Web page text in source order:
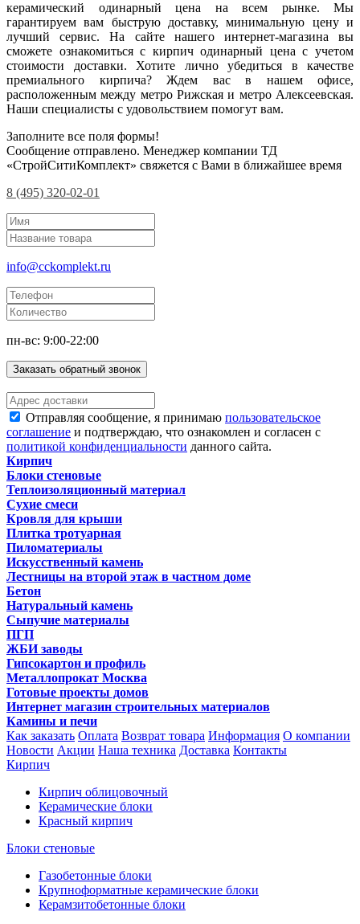
керамический одинарный цена на всем рынке. Мы
гарантируем вам быструю доставку, минимальную цену и
лучший сервис. На сайте нашего интернет-магазина вы
сможете ознакомиться с кирпич одинарный цена с учетом
стоимости доставки. Хотите лично убедиться в качестве
премиального кирпича? Ждем вас в нашем офисе,
расположенным между метро Рижская и метро Алексеевская.
Наши специалисты с удовольствием помогут вам.
Заполните все поля формы!
Сообщение отправлено. Менеджер компании ТД
«СтройСитиКомплект» свяжется с Вами в ближайшее время
8 (495) 320-02-01
info@cckomplekt.ru
пн-вс: 9:00-22:00
Заказать обратный звонок
Отправляя сообщение, я принимаю пользовательское
соглашение и подтверждаю, что ознакомлен и согласен с
политикой конфиденциальности данного сайта.
Кирпич
Блоки стеновые
Теплоизоляционный материал
Сухие смеси
Кровля для крыши
Плитка тротуарная
Пиломатериалы
Искусственный камень
Лестницы на второй этаж в частном доме
Бетон
Натуральный камень
Сыпучие материалы
ПГП
ЖБИ заводы
Гипсокартон и профиль
Металлопрокат Москва
Готовые проекты домов
Интернет магазин строительных материалов
Камины и печи
Как заказать Оплата Возврат товара Информация О компании
Новости Акции Наша техника Доставка Контакты
Кирпич
Кирпич облицовочный
Керамические блоки
Красный кирпич
Блоки стеновые
Газобетонные блоки
Крупноформатные керамические блоки
Керамзитобетонные блоки